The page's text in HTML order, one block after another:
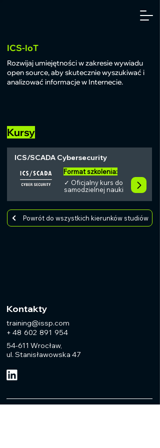
ICS-IoT
Rozwijaj umiejętności w zakresie wywiadu
open source, aby skutecznie wyszukiwać i
analizować informacje w Internecie.
Kursy
ICS/SCADA Cybersecurity
Format szkolenia:
✓ Oficjalny kurs do
samodzielnej nauki
Powrót do wszystkich kierunków studiów
Kontakty
training@issp.com
+ 48 602 891 954
54-611 Wrocław,
ul. Stanisławowska 47